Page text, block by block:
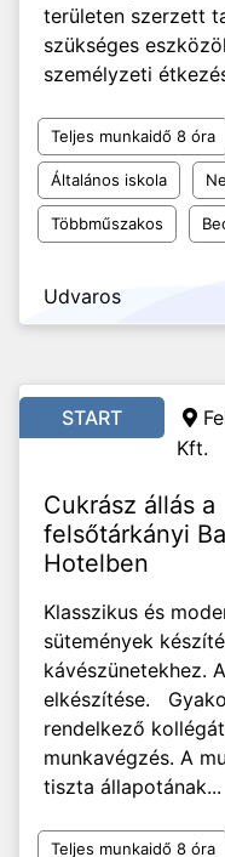
területen szerzett
szükséges
személyzeti
Teljes munkaidő 8 óra
Általános iskola
Többműszakos
Udvaros
START
Kft.
Cukrász állás a
felsőtárkányi
Hotelben
Klasszikus és
sütemények
kávészünetekhez.
elkészítése.
rendelkező
munkavégzés. A
tiszta állapotának...
Teljes munkaidő 8 óra